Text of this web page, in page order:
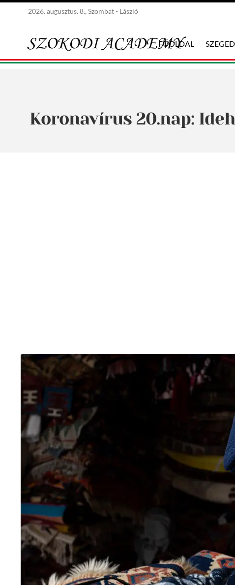
2026. augusztus. 8., Szombat - László
FŐOLDAL SZEGED
Koronavírus 20.nap: